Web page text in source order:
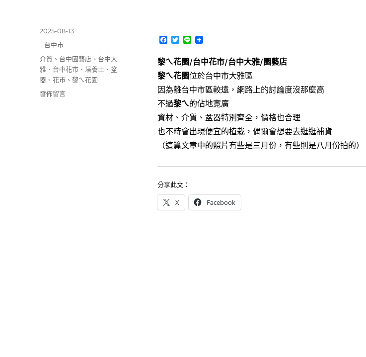
F
c
e
b
o
o
k
T
i
t
t
e
r
L
n
e
黎ㄟ花園/台中花市/台中大雅/園藝店
黎ㄟ花園位於台中市大雅區
因為離台中市區較遠，網路上的討論度沒那麼高
不過黎ㄟ的佔地寬廣
資材、介質、盆器特別齊全，價格也合理
也不時會出現便宜的植栽，偶爾會想要去逛逛補貨
（這篇文章中的照片有些是三月份，有些則是八月份拍的）
分享此文：
X Facebook
發
佈
日
期:
2025-08-13
分
類
╞台中市
標
籤
介質 、 台中園藝店 、 台中大
雅 、 台中花市 、培養土 、盆
器 、花市 、黎ㄟ花園
在
發佈留言